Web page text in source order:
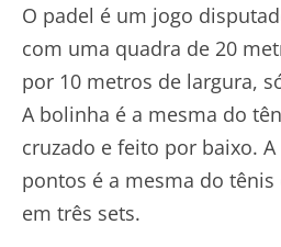
O padel é um jogo
com uma quadra de 20
por 10 metros de largura,
A bolinha é a mesma do
cruzado e feito por baixo.
pontos é a mesma do
em três sets.